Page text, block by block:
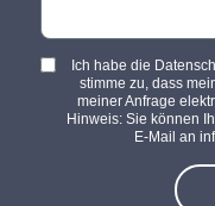
Ich habe die
stimme zu, dass
meiner Anfrage
Hinweis: Sie können
E-Mail an